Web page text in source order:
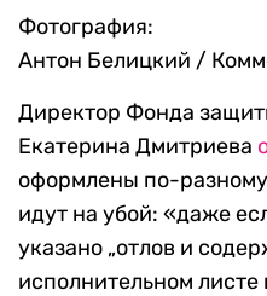
Фотография:
Антон Белицкий /
Директор Фонда
Екатерина Дмитриева
оформлены по-
идут на убой: «даже
указано „отлов и
исполнительном